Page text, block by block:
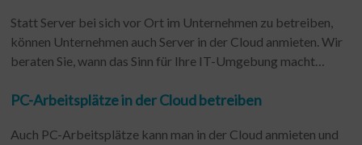
Statt Server bei sich vor Ort im Unternehmen zu betreiben,
können Unternehmen auch Server in der Cloud anmieten. Wir
beraten Sie, wann das Sinn für Ihre IT-Umgebung macht…
PC-Arbeitsplätze in der Cloud betreiben
Auch PC-Arbeitsplätze kann man in der Cloud anmieten und